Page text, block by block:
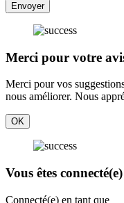
Envoyer
Merci pour votre
Merci pour vos
nous améliorer. Nous
OK
Vous êtes
Connecté(e) en tant que